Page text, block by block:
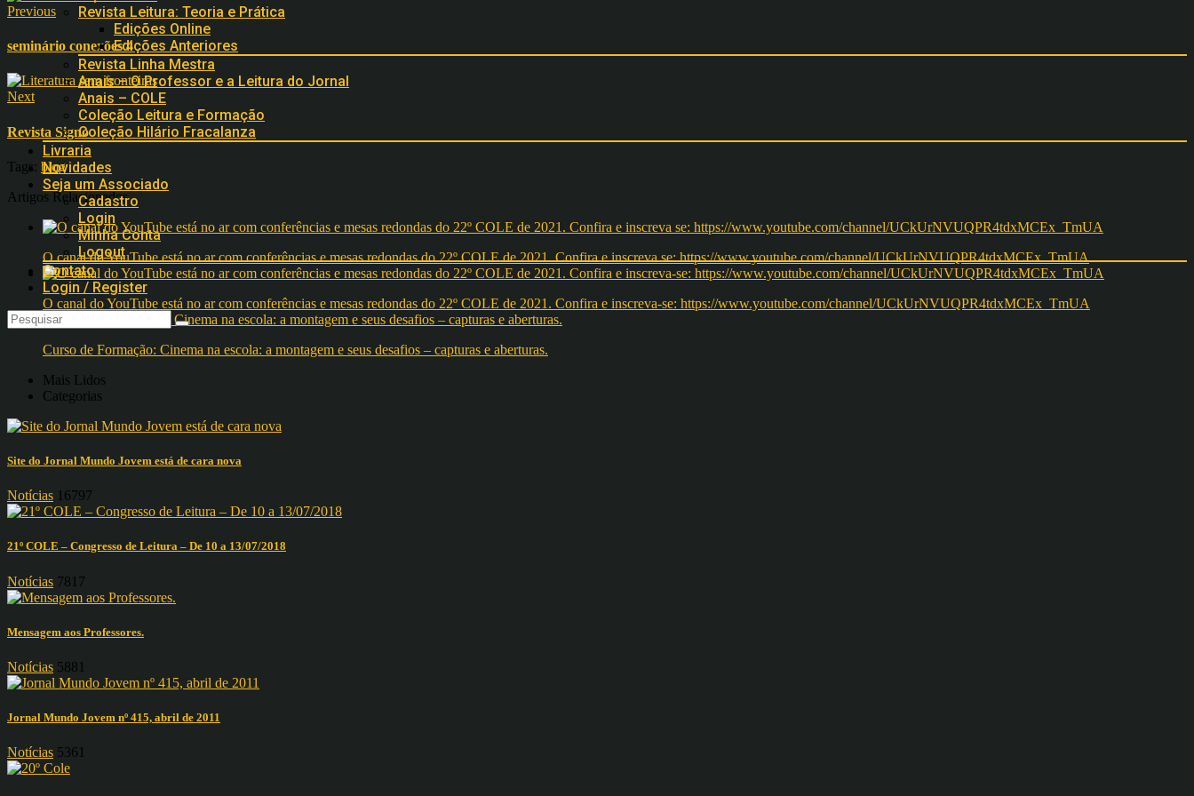
Revista Leitura: Teoria e Prática
Edições Online
Edições Anteriores
Revista Linha Mestra
Anais – O Professor e a Leitura do Jornal
Anais – COLE
Coleção Leitura e Formação
Coleção Hilário Fracalanza
Livraria
Novidades
Seja um Associado
Cadastro
Login
Minha Conta
Logout
Contato
Login / Register
Previous
seminário conexões 4
Next
Revista Signo
Tags: blog
Artigos Relacionados
O canal do YouTube está no ar com conferências e mesas redondas do 22º COLE de 2021. Confira e inscreva se: https://www.youtube.com/channel/UCkUrNVUQPR4tdxMCEx_TmUA
O canal do YouTube está no ar com conferências e mesas redondas do 22º COLE de 2021. Confira e inscreva-se: https://www.youtube.com/channel/UCkUrNVUQPR4tdxMCEx_TmUA
Curso de Formação: Cinema na escola: a montagem e seus desafios – capturas e aberturas.
Mais Lidos
Categorias
Site do Jornal Mundo Jovem está de cara nova
Notícias 16797
21º COLE – Congresso de Leitura – De 10 a 13/07/2018
Notícias 7817
Mensagem aos Professores.
Notícias 5881
Jornal Mundo Jovem nº 415, abril de 2011
Notícias 5361